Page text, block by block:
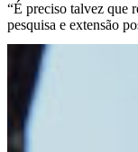
“É preciso talvez que
pesquisa e extensão